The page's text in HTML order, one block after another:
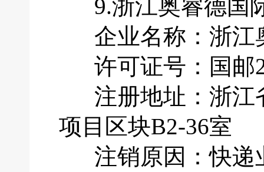
9.浙江奥睿德国
企业名称：浙江
许可证号：国邮
注册地址：浙江
项目区块B2-36室
注销原因：快递